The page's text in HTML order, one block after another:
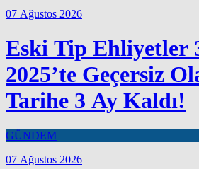
07 Ağustos 2026
Eski Tip Ehliyetler
2025’te Geçersiz
Tarihe 3 Ay Kaldı!
GÜNDEM
07 Ağustos 2026